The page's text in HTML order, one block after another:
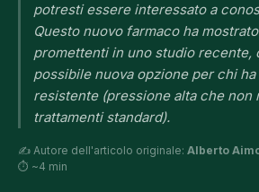
potresti essere interessato a
Questo nuovo farmaco ha
promettenti in uno studio recente,
possibile nuova opzione per chi
resistente (pressione alta che non
trattamenti standard).
✍️ Autore dell'articolo originale: Alberto
⏱ ~4 min